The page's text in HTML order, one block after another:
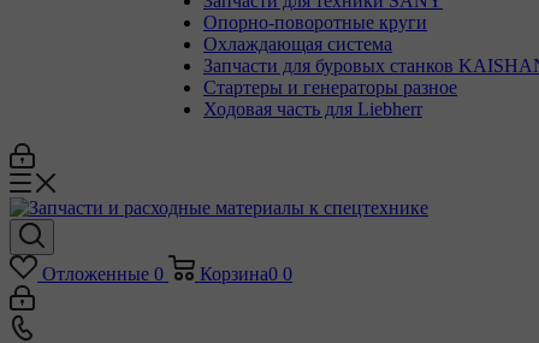
Опорно-поворотные круги
Охлаждающая система
Запчасти для буровых станков
Стартеры и генераторы разное
Ходовая часть для Liebherr
Отложенные 0 Корзина0 0